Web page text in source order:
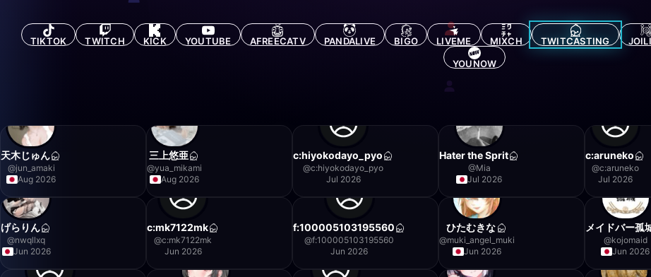
TIKTOK TWITCH KICK YOUTUBE AFREECATV PANDALIVE BIGO LIVEME MIXCH TWITCASTING
YOUNOW
天木じゅん
@jun_amaki
Aug 2026
三上悠亜
@yua_mikami
Aug 2026
c:hiyokodayo_pyo
@c:hiyokodayo_pyo
Jul 2026
Hater the Sprit
@Mia
Jul 2026
c:aruneko
@c:aruneko
Jul 2026
げらりん
@nwqllxq
Jun 2026
c:mk7122mk
@c:mk7122mk
Jun 2026
f:100005103195560
@f:100005103195560
Jun 2026
ひたむきな
@muki_angel_muki
Jun 2026
メイドバー孤
@kojomaid
Jun 2026